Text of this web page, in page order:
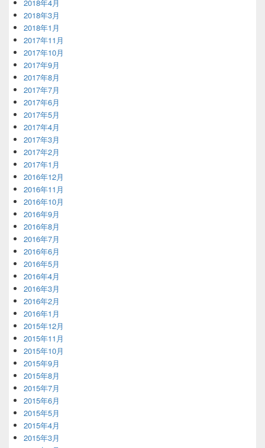
2018年4月
2018年3月
2018年1月
2017年11月
2017年10月
2017年9月
2017年8月
2017年7月
2017年6月
2017年5月
2017年4月
2017年3月
2017年2月
2017年1月
2016年12月
2016年11月
2016年10月
2016年9月
2016年8月
2016年7月
2016年6月
2016年5月
2016年4月
2016年3月
2016年2月
2016年1月
2015年12月
2015年11月
2015年10月
2015年9月
2015年8月
2015年7月
2015年6月
2015年5月
2015年4月
2015年3月